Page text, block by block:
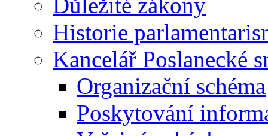
Historie
Kancelář Poslanecké
Organizační schéma
Poskytování